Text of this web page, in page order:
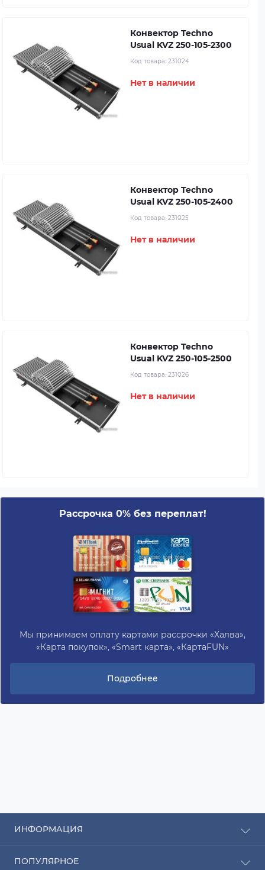
Конвектор Techno
Usual KVZ 250-105-2300
Код товара: 231024
Нет в наличии
Конвектор Techno
Usual KVZ 250-105-2400
Код товара: 231025
Нет в наличии
Конвектор Techno
Usual KVZ 250-105-2500
Код товара: 231026
Нет в наличии
Рассрочка 0% без переплат!
Мы принимаем оплату картами рассрочки «Халва»,
«Карта покупок», «Smart карта», «КартаFUN»
Подробнее
ИНФОРМАЦИЯ
Оплата
ПОПУЛЯРНОЕ